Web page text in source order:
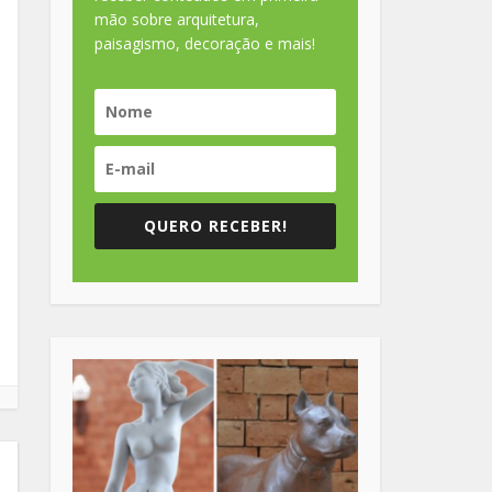
mão sobre arquitetura,
paisagismo, decoração e mais!
QUERO RECEBER!